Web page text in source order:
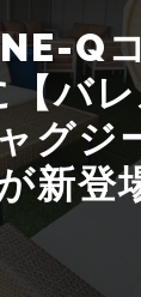
Q
【バ
グジ
新登